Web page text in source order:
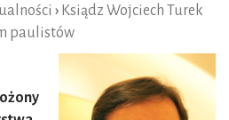
› Ksiądz Wojciech Turek
paulistów